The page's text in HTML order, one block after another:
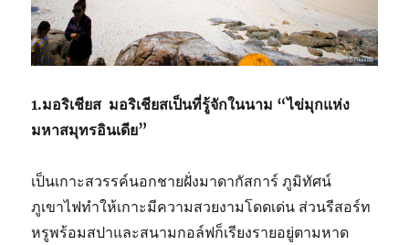
1.มอริเชียส มอริเชียสเป็นที่รู้จักในนาม “ไข่มุกแห่ง
มหาสมุทรอินเดีย”
เป็นเกาะสวรรค์นอกชายฝั่งมาดากัสการ์ ภูมิทัศน์
ภูเขาไฟทำให้เกาะมีความสวยงามโดดเด่น ส่วนรีสอร์ท
หรูพร้อมสปาและสนามกอล์ฟก็เรียงรายอยู่ตามหาด